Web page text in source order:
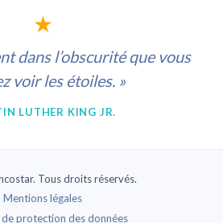
★
dans l’obscurité que vous
voir les étoiles. »
LUTHER KING JR.
Tous droits réservés.
Mentions légales
protection des données